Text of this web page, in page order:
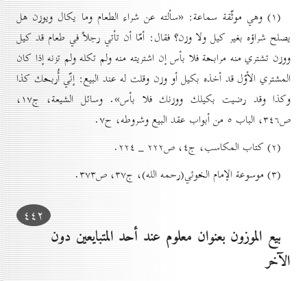
(۱) وهي موثّقة سماعة: «سألته عن شراء الطعام وما يكال ويوزن هل
يصلح شراؤه بغير كيل ولا وزن؟ فقال: أمّا أن تأتي رجلاً في طعام قد كيل
ووزن تشتري منه مرابحة فلا بأس إن اشتريته منه ولم تكله ولم تزنه إذا كان
المشتري الأوّل قد أخذه بكيل أو وزن وقلت له عند البيع: إنّي أُربحك كذا
وكذا وقد رضيت بكيلك ووزنك فلا بأس». وسائل الشيعة، ج۱۷،
ص۳٤٦، الباب ٥ من أبواب عقد البيع وشروطه، ح۷.
(۲) کتاب المكاسب، ج٤، ص۲۲۲ _ ۲۲٤.
(۳) موسوعة الإمام الخوئي(رحمه الله)، ج۳۷، ص۳۷۳.
٤٤۲
بیع الموزون بعنوان معلوم عند أحد المتبايعين دون
الآخر